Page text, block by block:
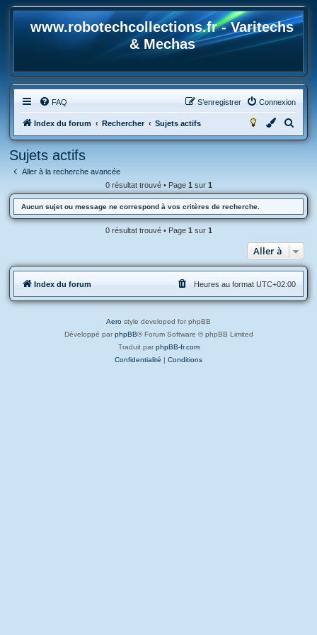
www.robotechcollections.fr - Varitechs
& Mechas
FAQ Connexion
S’enregistrer
Index du forum Rechercher Sujets actifs
e
e
c
h
e
Sujets actifs
Aller à la recherche avancée
0 résultat trouvé • Page 1 sur 1
Aucun sujet ou message ne correspond à vos critères de recherche.
0 résultat trouvé • Page 1 sur 1
Aller à
Index du forum Heures au format UTC+02:00
Aero style developed for phpBB
Développé par phpBB® Forum Software © phpBB Limited
Traduit par phpBB-fr.com
Confidentialité | Conditions